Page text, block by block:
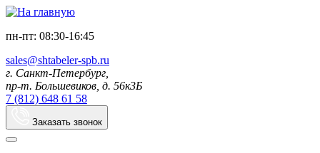
пн-пт: 08:30-16:45
sales@shtabeler-spb.ru
г. Санкт-Петербург,
пр-т. Большевиков, д. 56к3Б
7 (812) 648 61 58
Заказать звонок